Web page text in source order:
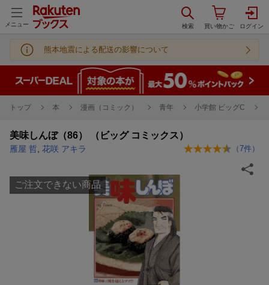
メニュー
熊本地震による配送の影響について
トップ 本 漫画（コミック） 青年 小学館 ビッグC
美味しんぼ（86） （ビッグ コミックス）
雁屋 哲 花咲 アキラ （7件）
ご注文できない商品